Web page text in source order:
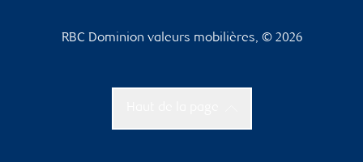
RBC Dominion valeurs mobilières, © 2026